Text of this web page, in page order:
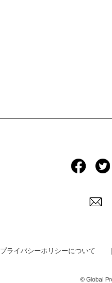
プライバシーポリシーについて
© Global